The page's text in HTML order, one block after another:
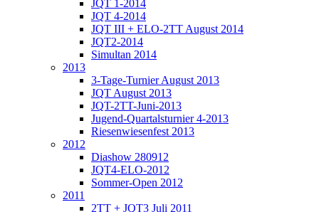
JQT 1-2014
JQT 4-2014
JQT III + ELO-2TT August 2014
JQT2-2014
Simultan 2014
2013
3-Tage-Turnier August 2013
JQT August 2013
JQT-2TT-Juni-2013
Jugend-Quartalsturnier 4-2013
Riesenwiesenfest 2013
2012
Diashow 280912
JQT4-ELO-2012
Sommer-Open 2012
2011
2TT + JQT3 Juli 2011